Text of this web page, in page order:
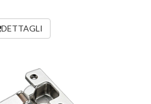
DETTAGLI